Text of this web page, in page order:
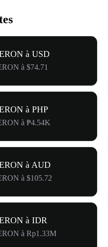
à USD
à $74.71
à PHP
à ₱4.54K
à AUD
à $105.72
à IDR
à Rp1.33M